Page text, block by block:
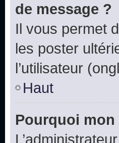
de message ?
Il vous permet
les poster
l’utilisateur
Haut
Pourquoi